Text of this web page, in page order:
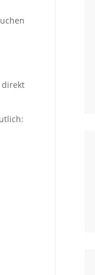
direkt